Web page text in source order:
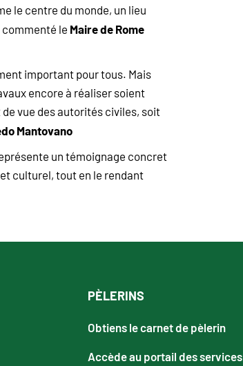
le centre du monde, un lieu
commenté le Maire de Rome
important pour tous. Mais
encore à réaliser soient
vue des autorités civiles, soit
Mantovano
un témoignage concret
culturel, tout en le rendant
PÈLERINS
Obtiens le carnet de pèlerin
Accède au portail des services